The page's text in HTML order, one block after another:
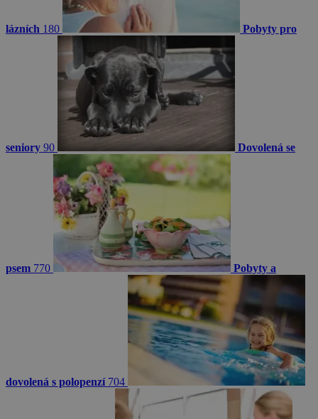
lázních 180 Pobyty pro
seniory 90 Dovolená se
psem 770 Pobyty a
dovolená s polopenzí 704